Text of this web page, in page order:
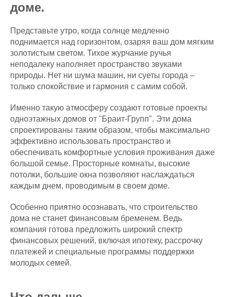
доме.
Представьте утро, когда солнце медленно
поднимается над горизонтом, озаряя ваш дом мягким
золотистым светом. Тихое журчание ручья
неподалеку наполняет пространство звуками
природы. Нет ни шума машин, ни суеты города –
только спокойствие и гармония с самим собой.
Именно такую атмосферу создают готовые проекты
одноэтажных домов от "Браит-Групп". Эти дома
спроектированы таким образом, чтобы максимально
эффективно использовать пространство и
обеспечивать комфортные условия проживания даже
большой семье. Просторные комнаты, высокие
потолки, большие окна позволяют наслаждаться
каждым днем, проводимым в своем доме.
Особенно приятно осознавать, что строительство
дома не станет финансовым бременем. Ведь
компания готова предложить широкий спектр
финансовых решений, включая ипотеку, рассрочку
платежей и специальные программы поддержки
молодых семей.